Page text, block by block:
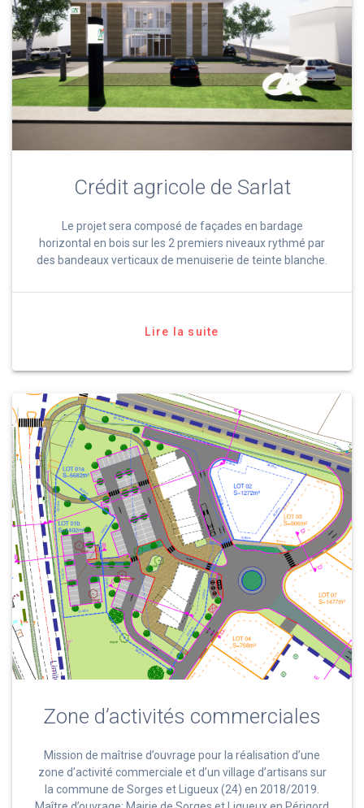
Crédit agricole de Sarlat
Le projet sera composé de façades en bardage
horizontal en bois sur les 2 premiers niveaux rythmé par
des bandeaux verticaux de menuiserie de teinte blanche.
Lire la suite
Zone d’activités commerciales
Mission de maîtrise d’ouvrage pour la réalisation d’une
zone d’activité commerciale et d’un village d’artisans sur
la commune de Sorges et Ligueux (24) en 2018/2019.